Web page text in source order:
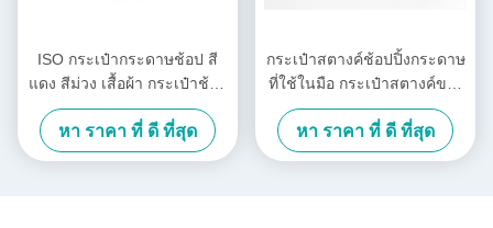
ISO กระเป๋ากระดาษช้อป สี
แดง สีม่วง เสื้อผ้า กระเป๋าช้อป
สัญลักษณ์
หา ราคา ที่ ดี ที่สุด
กระเป๋าสตางค์ช้อปปิ้งกระดาษ
ที่ใช้ในมือ กระเป๋าสตางค์ของ
ขวัญวันเกิดแบบ INS
หา ราคา ที่ ดี ที่สุด